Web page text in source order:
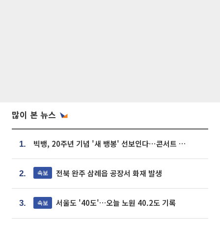
많이 본 뉴스
1. 빅뱅, 20주년 기념 '새 뱅봉' 선보인다⋯콘서트 앞두고 팝업 개최
2. 속보 전북 완주 삼례읍 공장서 화재 발생
3. 속보 서울도 '40도'…오늘 노원 40.2도 기록